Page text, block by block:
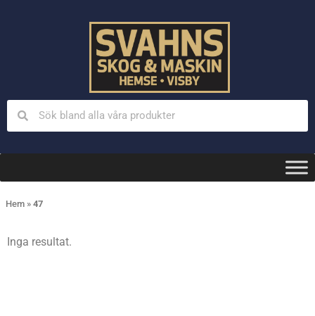
Hem » 47
Inga resultat.